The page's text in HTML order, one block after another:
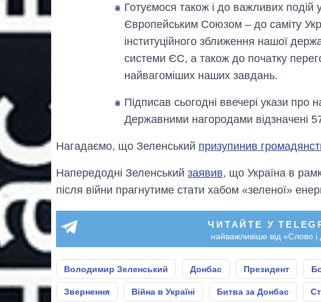
Готуємося також і до важливих подій
Європейським Союзом – до саміту
інституційного зближення нашої
системи ЄС, а також до початку
найвагоміших наших завдань.
Підписав сьогодні ввечері укази про
Державними нагородами відзначені
Нагадаємо, що Зеленський призупинив
Напередодні Зеленський заявив, що Україна в
після війни прагнутиме стати хабом «зеленої»
ЧИТАЙТЕ У
найважливіше від «Слово і
Володимир Зеленський Донбас Президент
Звернення Війна в Україні Битва за Донбас